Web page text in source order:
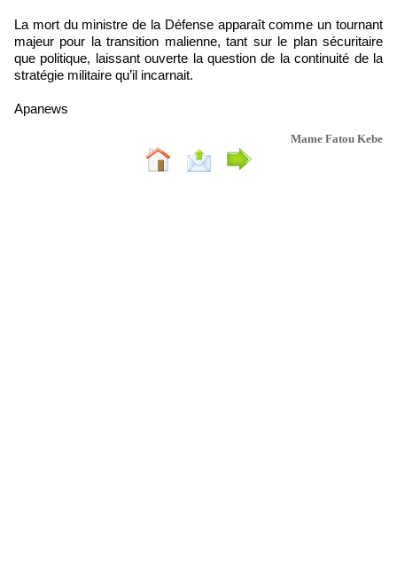
La mort du ministre de la Défense apparaît comme un tournant
majeur pour la transition malienne, tant sur le plan sécuritaire
que politique, laissant ouverte la question de la continuité de la
stratégie militaire qu’il incarnait.
Apanews
Mame Fatou Kebe